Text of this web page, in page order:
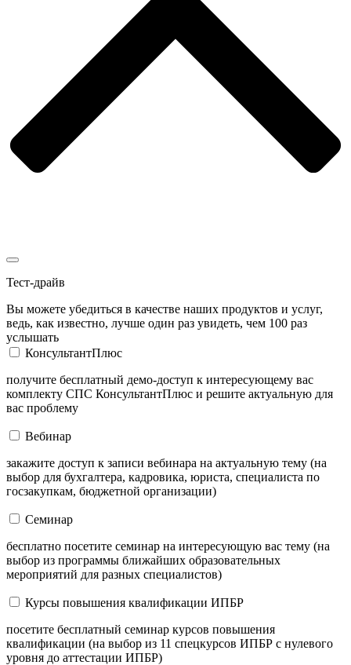
Тест-драйв
Вы можете убедиться в качестве наших продуктов и услуг,
ведь, как известно, лучше один раз увидеть, чем 100 раз
услышать
КонсультантПлюс
получите бесплатный демо-доступ к интересующему вас
комплекту СПС КонсультантПлюс и решите актуальную для
вас проблему
Вебинар
закажите доступ к записи вебинара на актуальную тему (на
выбор для бухгалтера, кадровика, юриста, специалиста по
госзакупкам, бюджетной организации)
Семинар
бесплатно посетите семинар на интересующую вас тему (на
выбор из программы ближайших образовательных
мероприятий для разных специалистов)
Курсы повышения квалификации ИПБР
посетите бесплатный семинар курсов повышения
квалификации (на выбор из 11 спецкурсов ИПБР с нулевого
уровня до аттестации ИПБР)